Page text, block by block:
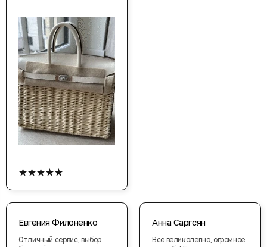
★★★★★
Евгения Филоненко
Отличный сервис, выбор
Анна Саргсян
Все великолепно, огромное